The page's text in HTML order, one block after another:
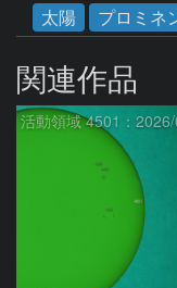
太陽
プロミネ
関連作品
活動領域 4501：